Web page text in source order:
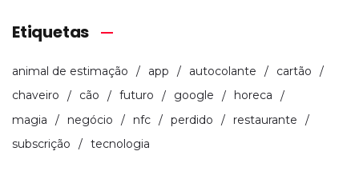
Etiquetas
animal de estimação app autocolante
cartão
chaveiro
cão futuro google
horeca
magia
negócio nfc perdido
restaurante
subscrição
tecnologia